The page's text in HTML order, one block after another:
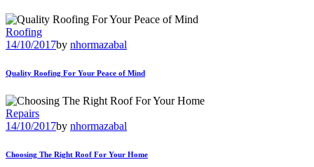
Roofing
14/10/2017by nhormazabal
Quality Roofing For Your Peace of Mind
Repairs
14/10/2017by nhormazabal
Choosing The Right Roof For Your Home